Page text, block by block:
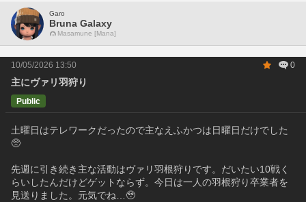
Garo
Bruna Galaxy
Masamune [Mana]
10/05/2026 13:50 0
主にヴァリ羽狩り
Public
土曜日はテレワークだったので主なえふかつは日曜日だけでした
🥺
先週に引き続き主な活動はヴァリ羽根狩りです。だいたい10戦く
らいしたんだけどゲットならず。今日は一人の羽根狩り卒業者を
見送りました。元気でね…🥹